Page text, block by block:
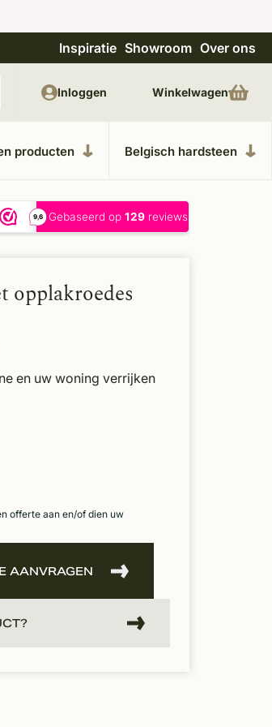
in kempische bouwstijl
Inspiratie Showroom Over ons
producten Belgisch hardsteen
Inloggen Winkelwagen
opplakroedes
en uw woning verrijken
offerte aan en/of dien uw
AANVRAGEN